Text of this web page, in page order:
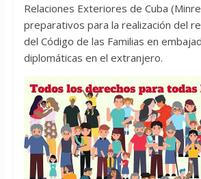
Relaciones Exteriores de Cuba
preparativos para la realización del
del Código de las Familias en
diplomáticas en el extranjero.